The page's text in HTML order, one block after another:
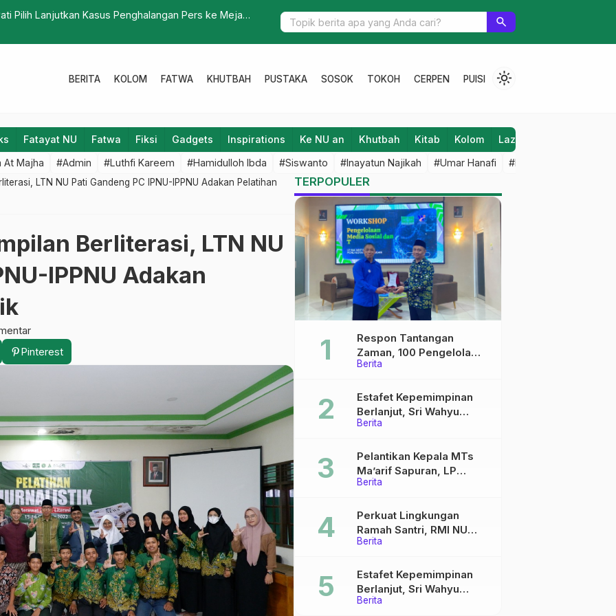
Pilih Lanjutkan Kasus Penghalangan Pers ke Meja
Ketua PCNU Buka-Bukaan, Beberkan Program Segar (bagian 3)
search
BERITA KOLOM FATWA KHUTBAH PUSTAKA SOSOK TOKOH CERPEN PUISI light_mode
Fatayat NU Fatwa Fiksi Gadgets Inspirations Ke NU an Khutbah Kitab Kolom Laziz NU
At Majha #Admin #Luthfi Kareem #Hamidulloh Ibda #Siswanto #Inayatun Najikah #Umar Hanafi #M Iqbal Dawami
LTN NU Pati Gandeng PC IPNU-IPPNU Adakan Pelatihan
Berliterasi, LTN NU
IPPNU Adakan
Pinterest
TERPOPULER
Berita
Respon Tantangan
Zaman, 100 Pengelola
Medsos Sekolah Ma’arif
Pelatihan Literasi Digital
Berita
Estafet Kepemimpinan
Berlanjut, Sri Wahyu
Susilowati Resmi Pimpin
Berita
Pelantikan Kepala MTs
Ma’arif Sapuran, LP
Ma’arif NU Wonosobo
Kepemimpinan Nahdliyah
Berita
Perkuat Lingkungan
Ramah Santri, RMI NU
Gelar ‘Sambang
Berita
Estafet Kepemimpinan
Berlanjut, Sri Wahyu
Susilowati Resmi Pimpin